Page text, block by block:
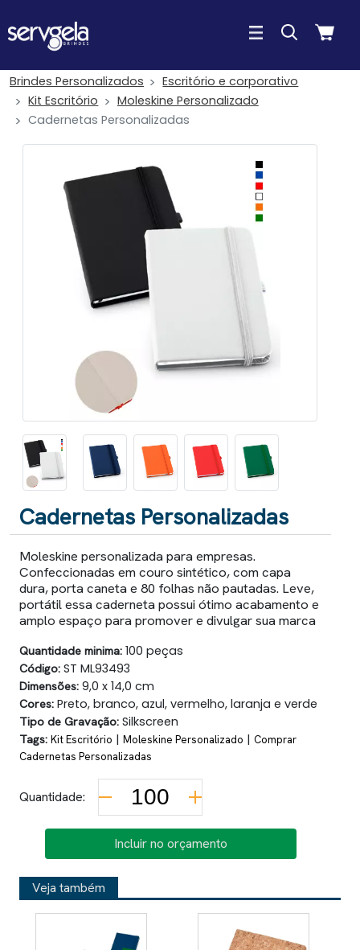
Brindes Personalizados
Escritório e corporativo
Kit Escritório
Moleskine Personalizado
Cadernetas Personalizadas
Cadernetas Personalizadas
Moleskine personalizada para empresas.
Confeccionadas em couro sintético, com capa
dura, porta caneta e 80 folhas não pautadas. Leve,
portátil essa caderneta possui ótimo acabamento e
amplo espaço para promover e divulgar sua marca
Quantidade minima: 100 peças
Código: ST ML93493
Dimensões: 9,0 x 14,0 cm
Cores: Preto, branco, azul, vermelho, laranja e verde
Tipo de Gravação: Silkscreen
Tags: Kit Escritório | Moleskine Personalizado | Comprar
Cadernetas Personalizadas
Quantidade:
Incluir no orçamento
Veja também